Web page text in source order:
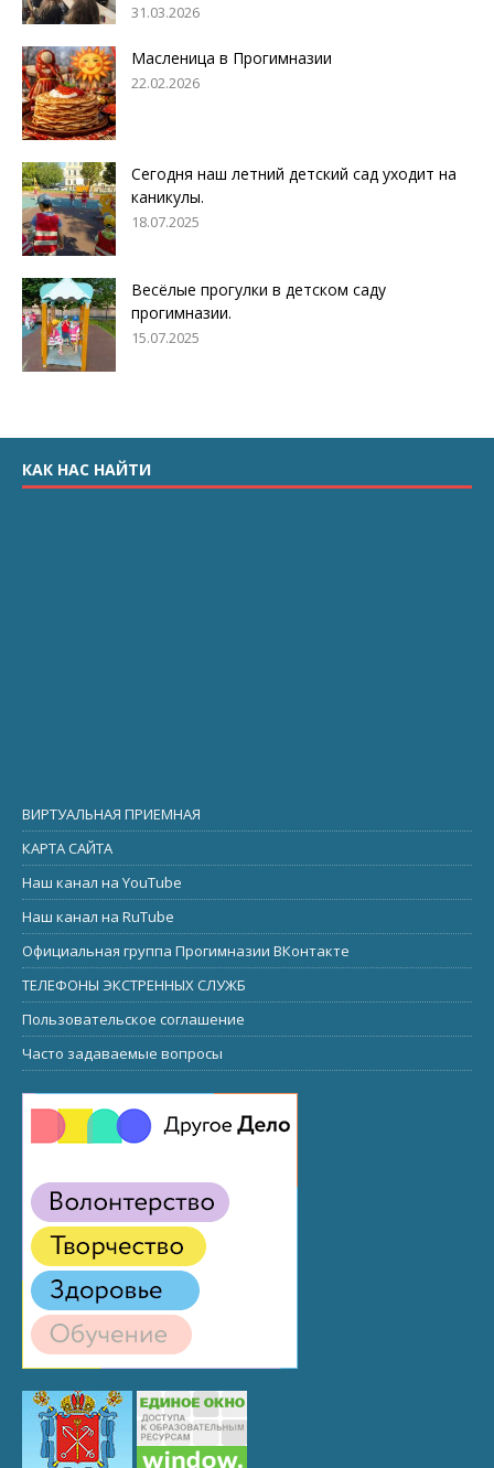
31.03.2026
Масленица в Прогимназии
22.02.2026
Сегодня наш летний детский сад уходит на
каникулы.
18.07.2025
Весёлые прогулки в детском саду
прогимназии.
15.07.2025
КАК НАС НАЙТИ
ВИРТУАЛЬНАЯ ПРИЕМНАЯ
КАРТА САЙТА
Наш канал на YouTube
Наш канал на RuTube
Официальная группа Прогимназии ВКонтакте
ТЕЛЕФОНЫ ЭКСТРЕННЫХ СЛУЖБ
Пользовательское соглашение
Часто задаваемые вопросы